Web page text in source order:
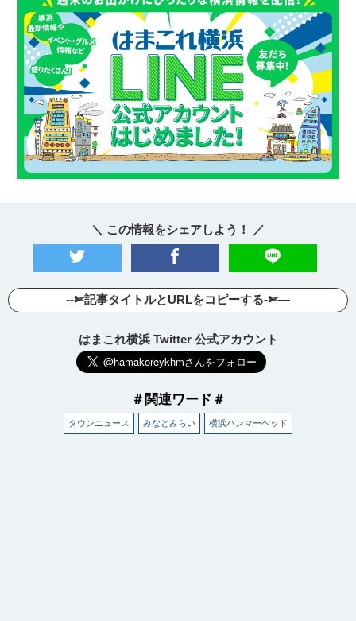
＼ この情報をシェアしよう！ ／
--✄記事タイトルとURLをコピーする-✄—
はまこれ横浜 Twitter 公式アカウント
＃関連ワード＃
タウンニュース みなとみらい 横浜ハンマーヘッド